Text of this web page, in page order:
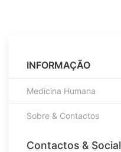
INFORMAÇÃO
Medicina Humana
Sobre & Contactos
Contactos & Social